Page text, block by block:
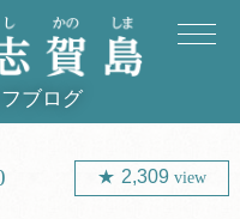
ブログ
2,309view